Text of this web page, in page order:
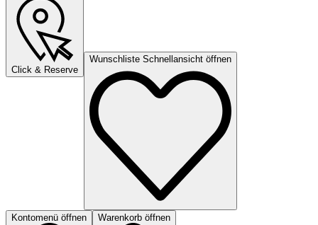
Click & Reserve
Wunschliste Schnellansicht öffnen
Kontomenü öffnen Warenkorb öffnen